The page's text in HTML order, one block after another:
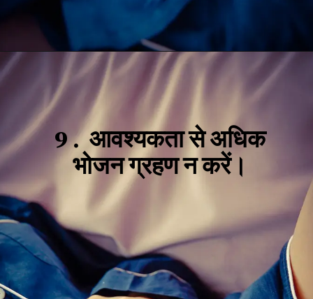
9 .आवश्यकता से अधिक
भोजन ग्रहण न करें।